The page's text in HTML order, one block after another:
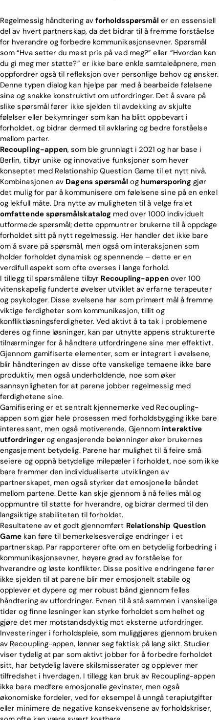
Regelmessig håndtering av forholdsspørsmål er en essensiell
del av hvert partnerskap, da det bidrar til å fremme forståelse
for hverandre og forbedre kommunikasjonsevner. Spørsmål
som “Hva setter du mest pris på ved meg?” eller “Hvordan kan
du gi meg mer støtte?” er ikke bare enkle samtaleåpnere, men
oppfordrer også til refleksjon over personlige behov og ønsker.
Denne typen dialog kan hjelpe par med å bearbeide følelsene
sine og snakke konstruktivt om utfordringer. Det å svare på
slike spørsmål fører ikke sjelden til avdekking av skjulte
følelser eller bekymringer som kan ha blitt oppbevart i
forholdet, og bidrar dermed til avklaring og bedre forståelse
mellom parter.
Recoupling-appen, som ble grunnlagt i 2021 og har base i
Berlin, tilbyr unike og innovative funksjoner som hever
konseptet med Relationship Question Game til et nytt nivå.
Kombinasjonen av Dagens spørsmål og humørsporinggjør
det mulig for par å kommunisere om følelsene sine på en enkel
og lekfull måte. Dra nytte av muligheten til å velge fra et
omfattende spørsmålskatalog med over 1000 individuelt
utformede spørsmål; dette oppmuntrer brukerne til å oppdage
forholdet sitt på nytt regelmessig. Her handler det ikke bare
om å svare på spørsmål, men også om interaksjonen som
holder forholdet dynamisk og spennende – dette er en
verdifull aspekt som ofte overses i lange forhold.
I tillegg til spørsmålene tilbyr Recoupling-appenover 100
vitenskapelig funderte øvelser utviklet av erfarne terapeuter
og psykologer. Disse øvelsene har som primært mål å fremme
viktige ferdigheter som kommunikasjon, tillit og
konfliktløsningsferdigheter. Ved aktivt å ta tak i problemene
deres og finne løsninger, kan par utnytte appens strukturerte
tilnærminger for å håndtere utfordringene sine mer effektivt.
Gjennom gamifiserte elementer, som er integrert i øvelsene,
blir håndteringen av disse ofte vanskelige temaene ikke bare
produktiv, men også underholdende, noe som øker
sannsynligheten for at parene jobber regelmessig med
ferdighetene sine.
Gamifisering er et sentralt kjennemerke ved Recoupling-
appen som gjør hele prosessen med forholdsbygging ikke bare
interessant, men også motiverende. Gjennominteraktive
utfordringerog engasjerende belønninger øker brukernes
engasjement betydelig. Parene har mulighet til å feire små
seiere og oppnå betydelige milepæler i forholdet, noe som ikke
bare fremmer den individualiserte utviklingen av
partnerskapet, men også styrker det emosjonelle båndet
mellom partene. Dette kan skje gjennom å nå felles mål og
oppmuntre til støtte for hverandre, og bidrar dermed til den
langsiktige stabiliteten til forholdet.
Resultatene av et godt gjennomført Relationship Question
Game kan føre til bemerkelsesverdige endringer i et
partnerskap. Par rapporterer ofte om en betydelig forbedring i
kommunikasjonsevner, høyere grad av forståelse for
hverandre og løste konflikter. Disse positive endringene fører
ikke sjelden til at parene blir mer emosjonelt stabile og
opplever et dypere og mer robust bånd gjennom felles
håndtering av utfordringer. Evnen til å stå sammen i vanskelige
tider og finne løsninger kan styrke forholdet som helhet og
gjøre det mer motstandsdyktig mot eksterne utfordringer.
Investeringer i forholdspleie, som muliggjøres gjennom bruken
av Recoupling-appen, lønner seg faktisk på lang sikt. Studier
viser tydelig at par som aktivt jobber for å forbedre forholdet
sitt, har betydelig lavere skilsmisserater og opplever mer
tilfredshet i hverdagen. I tillegg kan bruk av Recoupling-appen
ikke bare medføre emosjonelle gevinster, men også
økonomiske fordeler, ved for eksempel å unngå terapiutgifter
eller minimere de negative konsekvensene av forholdskriser,